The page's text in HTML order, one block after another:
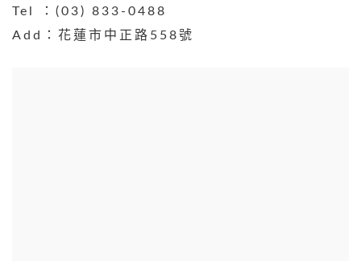
Tel ：(03) 833-0488​
Add：花蓮市中正路558號